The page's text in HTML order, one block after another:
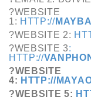
?WEBSITE
1: HTTP://
?WEBSITE 2:
?WEBSITE 3:
HTTP://
?WEBSITE
4: HTTP://
?WEBSITE 5: